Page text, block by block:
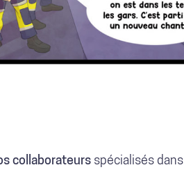
collaborateurs spécialisés dans
CHARLES